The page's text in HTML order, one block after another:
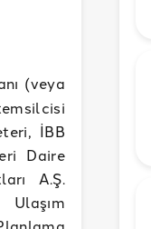
(veya
İBB
Daire
A.Ş.